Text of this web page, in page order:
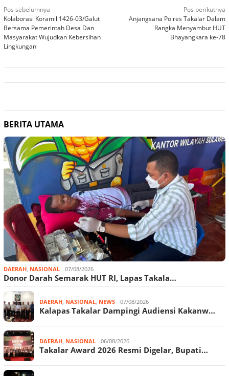
Navigasi
pos
Pos sebelumnya
Kolaborasi Koramil 1426-03/Galut
Bersama Pemerintah Desa Dan
Masyarakat Wujudkan Kebersihan
Lingkungan
Pos berikutnya
Anjangsana Polres Takalar Dalam
Rangka Menyambut HUT
Bhayangkara ke-78
BERITA UTAMA
DAERAH, NASIONAL 07/08/2026
Donor Darah Semarak HUT RI, Lapas Takala…
DAERAH, NASIONAL, NEWS 07/08/2026
Kalapas Takalar Dampingi Audiensi Kakanw…
DAERAH, NASIONAL 06/08/2026
Takalar Award 2026 Resmi Digelar, Bupati…